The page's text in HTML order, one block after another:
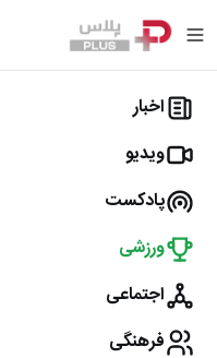
اخبار
ویدیو
پادکست
ورزشی
اجتماعی
فرهنگی